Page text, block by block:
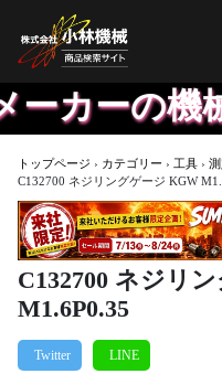
機械や
トップページ › カテゴリー › 工具 ›
C132700 ネジリングゲージ KGW
C132700 ネジリ
M1.6P0.35